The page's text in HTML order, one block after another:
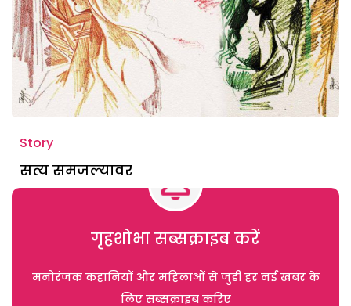
Story
सत्य समजल्यावर
गृहशोभा सब्सक्राइब करें
मनोरंजक कहानियों और महिलाओं से जुड़ी हर नई खबर के
लिए सब्सक्राइब करिए